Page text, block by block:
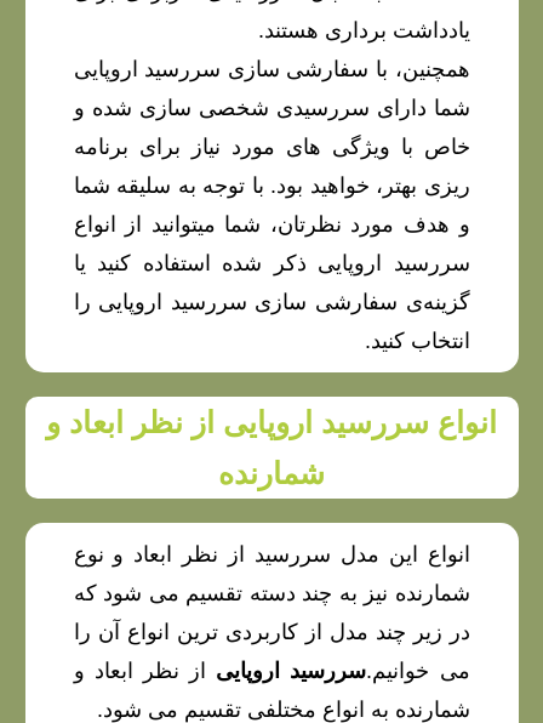
یادداشت برداری هستند.
همچنین، با سفارشی سازی سررسید اروپایی
شما دارای سررسیدی شخصی سازی شده و
خاص با ویژگی های مورد نیاز برای برنامه
ریزی بهتر، خواهید بود. با توجه به سلیقه شما
و هدف مورد نظرتان، شما میتوانید از انواع
سررسید اروپایی ذکر شده استفاده کنید یا
گزینه‌ی سفارشی سازی سررسید اروپایی را
انتخاب کنید.
انواع سررسید اروپایی از نظر ابعاد و
شمارنده
انواع این مدل سررسید از نظر ابعاد و نوع
شمارنده نیز به چند دسته تقسیم می شود که
در زیر چند مدل از کاربردی ترین انواع آن را
می خوانیم.سررسید اروپایی از نظر ابعاد و
شمارنده به انواع مختلفی تقسیم می شود.